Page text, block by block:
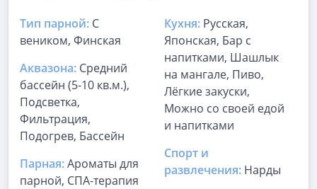
Тип парной: С
веником, Финская
Аквазона: Средний
бассейн (5-10 кв.м.),
Подсветка,
Фильтрация,
Подогрев, Бассейн
Парная:Ароматы для
парной, СПА-терапия
Кухня: Русская,
Японская, Бар с
напитками, Шашлык
на мангале, Пиво,
Лёгкие закуски,
Можно со своей едой
и напитками
Спорт и
развлечения: Нарды